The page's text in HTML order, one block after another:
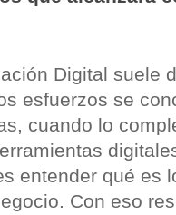
Digital suele
esfuerzos se
cuando lo
entender qué es
Con eso